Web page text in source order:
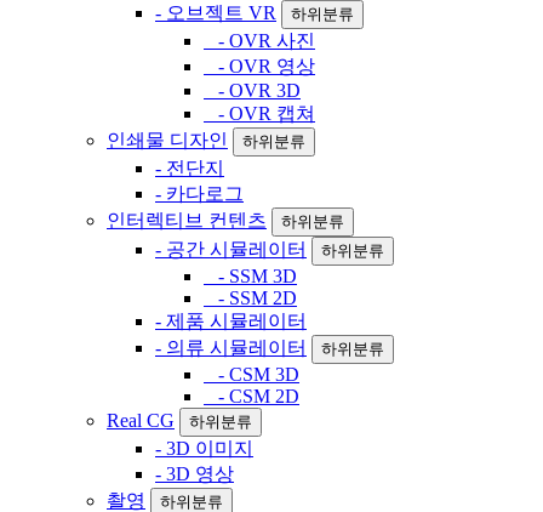
- 오브젝트 VR
하위분류
- OVR 사진
- OVR 영상
- OVR 3D
- OVR 캡쳐
인쇄물 디자인
하위분류
- 전단지
- 카다로그
인터렉티브 컨텐츠
하위분류
- 공간 시뮬레이터 하위분류
- SSM 3D
- SSM 2D
- 제품 시뮬레이터
- 의류 시뮬레이터
하위분류
- CSM 3D
- CSM 2D
Real CG
하위분류
- 3D 이미지
- 3D 영상
촬영
하위분류